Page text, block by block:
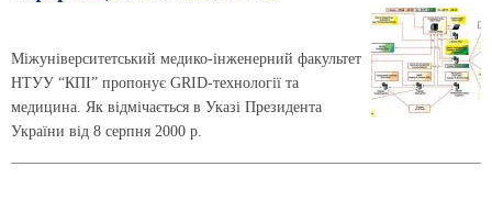
Міжуніверситетський медико-інженерний факультет
НТУУ “КПІ” пропонує GRID-технології та
медицина. Як відмічається в Указі Президента
України від 8 серпня 2000 р.